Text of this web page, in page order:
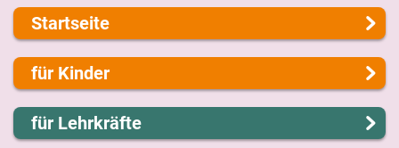
Startseite
Über uns
Presse
Kontakt
Impressum
für Kinder
Lernen und Schule
Hobby und Freizeit
für Lehrkräfte